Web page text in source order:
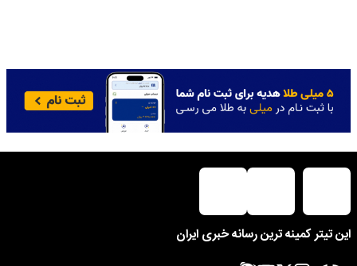
این تیتر کمینه ترین رسانه خبری ایران